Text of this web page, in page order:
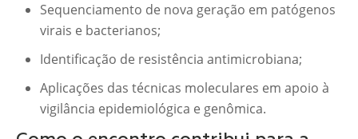
Sequenciamento de nova geração em patógenos
virais e bacterianos;
Identificação de resistência antimicrobiana;
Aplicações das técnicas moleculares em apoio à
vigilância epidemiológica e genômica.